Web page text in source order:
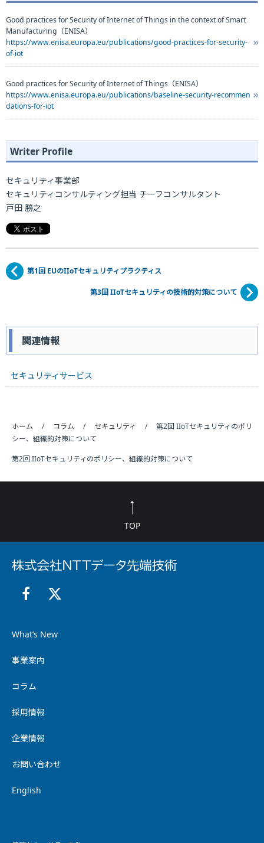
Good practices for Security of Internet of Things in the context of Smart
Manufacturing（ENISA）
https://www.enisa.europa.eu/publications/good-practices-for-security-
of-iot
Good practices for Security of Internet of Things（ENISA）
https://www.enisa.europa.eu/publications/baseline-security-recommen
dations-for-iot
Writer Profile
セキュリティ事業部
セキュリティコンサルティング担当 チーフコンサルタント
戸田 勝之
第1回 EUのIIoTセキュリティプラクティス
第3回 IIoTセキュリティの技術的対策について
関連情報
セキュリティサービス
ホーム コラム セキュリティ
第2回 IIoTセキュリティのポリ
シー、組織的対策について
第2回 IIoTセキュリティのポリシー、組織的対策について
TOP
What’s New
事業案内
コラム
採用情報
企業情報
お問い合わせ
English